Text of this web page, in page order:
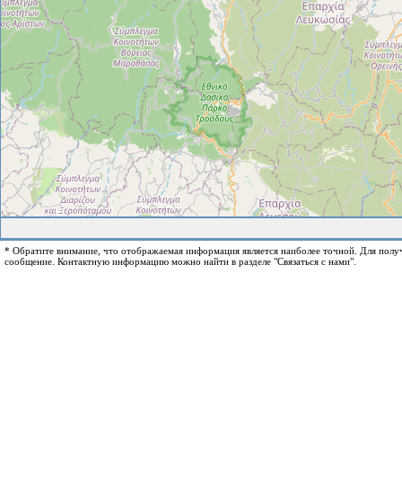
* Обратите внимание, что отображаемая информация является наиболее точной. Для
сообщение. Контактную информацию можно найти в разделе "Связаться с нами".